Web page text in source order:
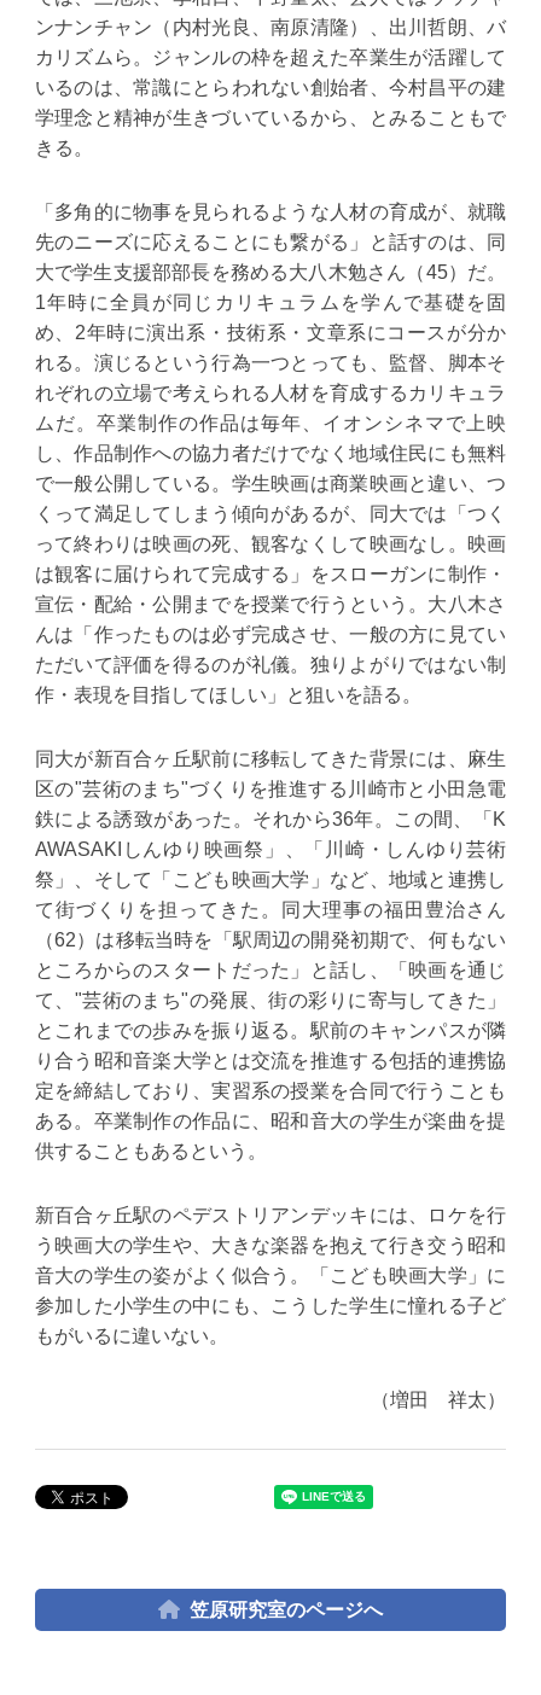
ンナンチャン（内村光良、南原清隆）、出川哲朗、バ
カリズムら。ジャンルの枠を超えた卒業生が活躍して
いるのは、常識にとらわれない創始者、今村昌平の建
学理念と精神が生きづいているから、とみることもで
きる。
「多角的に物事を見られるような人材の育成が、就職
先のニーズに応えることにも繋がる」と話すのは、同
大で学生支援部部長を務める大八木勉さん（45）だ。
1年時に全員が同じカリキュラムを学んで基礎を固
め、2年時に演出系・技術系・文章系にコースが分か
れる。演じるという行為一つとっても、監督、脚本そ
れぞれの立場で考えられる人材を育成するカリキュラ
ムだ。卒業制作の作品は毎年、イオンシネマで上映
し、作品制作への協力者だけでなく地域住民にも無料
で一般公開している。学生映画は商業映画と違い、つ
くって満足してしまう傾向があるが、同大では「つく
って終わりは映画の死、観客なくして映画なし。映画
は観客に届けられて完成する」をスローガンに制作・
宣伝・配給・公開までを授業で行うという。大八木さ
んは「作ったものは必ず完成させ、一般の方に見てい
ただいて評価を得るのが礼儀。独りよがりではない制
作・表現を目指してほしい」と狙いを語る。
同大が新百合ヶ丘駅前に移転してきた背景には、麻生
区の"芸術のまち"づくりを推進する川崎市と小田急電
鉄による誘致があった。それから36年。この間、「K
AWASAKIしんゆり映画祭」、「川崎・しんゆり芸術
祭」、そして「こども映画大学」など、地域と連携し
て街づくりを担ってきた。同大理事の福田豊治さん
（62）は移転当時を「駅周辺の開発初期で、何もない
ところからのスタートだった」と話し、「映画を通じ
て、"芸術のまち"の発展、街の彩りに寄与してきた」
とこれまでの歩みを振り返る。駅前のキャンパスが隣
り合う昭和音楽大学とは交流を推進する包括的連携協
定を締結しており、実習系の授業を合同で行うことも
ある。卒業制作の作品に、昭和音大の学生が楽曲を提
供することもあるという。
新百合ヶ丘駅のペデストリアンデッキには、ロケを行
う映画大の学生や、大きな楽器を抱えて行き交う昭和
音大の学生の姿がよく似合う。「こども映画大学」に
参加した小学生の中にも、こうした学生に憧れる子ど
もがいるに違いない。
（増田 祥太）
笠原研究室のページへ